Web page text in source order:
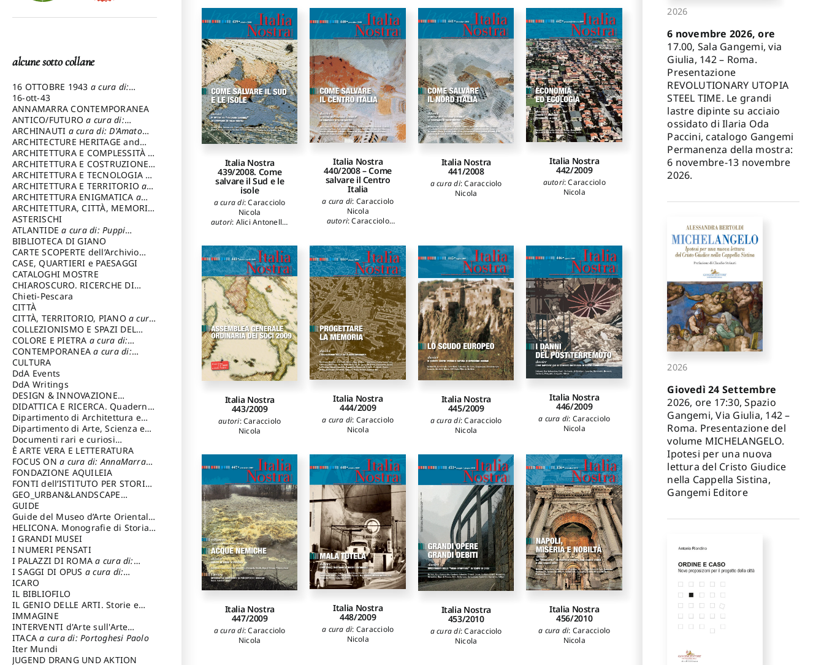
Berdini Paolo,Bettinelli
Cervellati
Pier Luigi,Cristinelli
Giuseppe,Cucinella
Mario,Gardella Jacopo,
Insolera Italo,
Montanari Guido,
Muratore Giorgio,
Paolella Adriano,
Pittarello Liliana,
Losavio Giovanni,Ripa
di Meana Carlo
Cervellati
Pier Luigi,Cristinelli
Giuseppe,Cucinella
Mario,Gardella Jacopo,
Insolera Italo,
Montanari Guido,
Muratore Giorgio,
Paolella Adriano,
Pittarello Liliana,
Losavio Giovanni,Ripa
di Meana Carlo
Italia Nostra
439/2008. Come
salvare il Sud e le
isole
a cura di:Caracciolo
Nicola
autori: Alici Antonello,
Berdini Paolo,Bettinelli
Rossana,Cervellati
Pier Luigi,Cristinelli
Giuseppe,Cucinella
Mario,Gardella Jacopo,
Insolera Italo,
Montanari Guido
Muratore Giorgio,
Paolella Adriano,
Pittarello Liliana,
Losavio Giovanni,Ripa
di Meana Carlo
Italia Nostra
440/2008 – Come
salvare il Centro
Italia
a cura di: Caracciolo
Nicola
autori:Caracciolo
Cipriani Annalisa,
Rutigliano Oreste,
Galletta Roberta,
Bocchini Valerio,
Tantucci Anna Paola,
Riggio Aldo,Corti
Fausto,Pelagatti
Giancarlo,Carlini
Daniele,Rinaldi
Gaetano,Barelli
Urbano, Signorini
Mariarita,Dalle Mura
Antonio,Fortini
Roberto,Buffaut
Margiacchi Roberta
Petruccioli Claudio
Berdini Paolo,Ripa di
Meana Carlo
Antonello,Casciato
Maristella
Italia Nostra
441/2008
a cura di:Caracciolo
Nicola
Italia Nostra
442/2009
autori:Caracciolo
Nicola
Italia Nostra
443/2009
autori:Caracciolo
Nicola
Italia Nostra
444/2009
a cura di: Caracciolo
Nicola
Italia Nostra
445/2009
a cura di:Caracciolo
Nicola
Italia Nostra
446/2009
a cura di: Caracciolo
Nicola
Italia Nostra
447/2009
a cura di:Caracciolo
Nicola
Italia Nostra
448/2009
a cura di: Caracciolo
Nicola
Italia Nostra
453/2010
a cura di:Caracciolo
Nicola
Italia Nostra
456/2010
a cura di: Caracciolo
Nicola
alcune sotto collane
16 OTTOBRE 1943 a cura di:
Pezzetti Marcello
16-ott-43
ANNAMARRA CONTEMPORANEA
ANTICO/FUTUROa cura di:
Varagnoli Claudio
ARCHINAUTI a cura di: D'Amato
Claudio
ARCHITECTURE HERITAGE and
DESIGN
ARCHITETTURA E COMPLESSITÀ a
cura di: Piva Antonio
ARCHITETTURA E COSTRUZIONEa
cura di: Poretti Sergio
ARCHITETTURA E TECNOLOGIA a
cura di: Carrara Gianfranco
ARCHITETTURA E TERRITORIOa
cura di: Pietrogrande Enrico
ARCHITETTURA ENIGMATICA a
cura di: Lenci Ruggero
ARCHITETTURA, CITTÀ, MEMORIA
a cura di: Valeriani Enrico
ASTERISCHI
ATLANTIDEa cura di: Puppi
Lionello
BIBLIOTECA DI GIANO
CARTE SCOPERTE dell’Archivio
Storico Capitolino
CASE, QUARTIERI e PAESAGGI
CATALOGHI MOSTRE
CHIAROSCURO. RICERCHE DI
STORIA E STORIA DELL'ARTE
cura di: Di Carpegna Falconieri
Tommaso
Chieti-Pescara
CITTÀ
CITTÀ, TERRITORIO, PIANO a cura
di: Imbesi Giuseppe
COLLEZIONISMO E SPAZI DEL
COLLEZIONISMO a cura di:
Magnani Lauro
COLORE E PIETRA a cura di:
Selvaggi Giuseppe
CONTEMPORANEAa cura di:
Gubinelli Luna
CULTURA
DdA Events
DdA Writings
DESIGN & INNOVAZIONE
TECNOLOGICAa cura di: Vallicelli
Andrea
DIDATTICA E RICERCA. Quaderni
della Scuola
Dipartimento di Architettura e
Analisi della Città Mediterranea
Dipartimento di Arte, Scienza e
Tecnica del Costuire
Documenti rari e curiosi
dall'Archivio Segreto
È ARTE VERA E LETTERATURA
FOCUS ONa cura di: AnnaMarra
Contemporanea
FONDAZIONE AQUILEIA
FONTI dell’ISTITUTO PER STORIA
DEL RISORGIMENTO
GEO_URBAN&LANDSCAPE
PLANNING (GULP)
Trusiani Elio
GUIDE
Guide del Museo d’Arte Orientale
“Giuseppe Tucci”
HELICONA. Monografie di Storia
dell'Artea cura di: Gallo Marco
I GRANDI MUSEI
I NUMERI PENSATI
I PALAZZI DI ROMAa cura di:
Ippoliti Alessandro
I SAGGI DI OPUS a cura di:
Scalesse Tommaso
ICARO
IL BIBLIOFILO
IL GENIO DELLE ARTI. Storie e
interpretazione
IMMAGINE
INTERVENTI d'Arte sull'Arte
dedicata alla cultura della
conservazione d’arte
Fondazione Paola Droghetti onlus
ITACAa cura di: Portoghesi Paolo
Iter Mundi
JUGEND DRANG UND AKTION
2026
6 novembre 2026, ore
17.00, Sala Gangemi, via
Giulia, 142 – Roma.
Presentazione
REVOLUTIONARY UTOPIA
STEEL TIME. Le grandi
lastre dipinte su acciaio
ossidato di Ilaria Oda
Paccini, catalogo Gangemi
Permanenza della mostra:
6 novembre-13 novembre
2026.
2026
Giovedì 24 Settembre
2026, ore 17:30, Spazio
Gangemi, Via Giulia, 142 –
Roma. Presentazione del
volume MICHELANGELO.
Ipotesi per una nuova
lettura del Cristo Giudice
nella Cappella Sistina,
Gangemi Editore